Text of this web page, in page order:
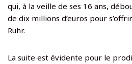
qui, à la veille de ses 16 ans,
de dix millions d’euros pour
Ruhr.
La suite est évidente pour le